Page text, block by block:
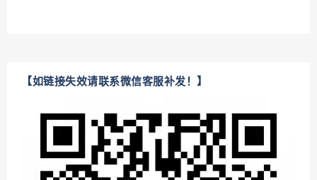
【如链接失效请联系微信客服补发！】